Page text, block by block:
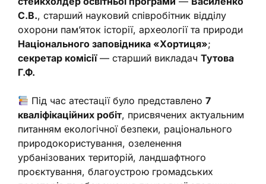
С.В., старший науковий співробітник відділу
охорони пам’яток історії, археології та природи
Національного заповідника «Хортиця»;
секретар комісії— старший викладач Тутова
Г.Ф.
Під час атестації було представлено7
кваліфікаційних робіт, присвячених актуальним
питанням екологічної безпеки, раціонального
природокористування, озеленення
урбанізованих територій, ландшафтного
проєктування, благоустрою громадських